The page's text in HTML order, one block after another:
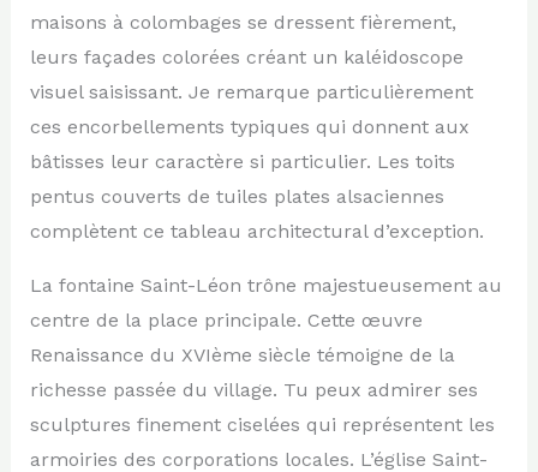
maisons à colombages se dressent fièrement,
leurs façades colorées créant un kaléidoscope
visuel saisissant. Je remarque particulièrement
ces encorbellements typiques qui donnent aux
bâtisses leur caractère si particulier. Les toits
pentus couverts de tuiles plates alsaciennes
complètent ce tableau architectural d’exception.
La fontaine Saint-Léon trône majestueusement au
centre de la place principale. Cette œuvre
Renaissance du XVIème siècle témoigne de la
richesse passée du village. Tu peux admirer ses
sculptures finement ciselées qui représentent les
armoiries des corporations locales. L’église Saint-